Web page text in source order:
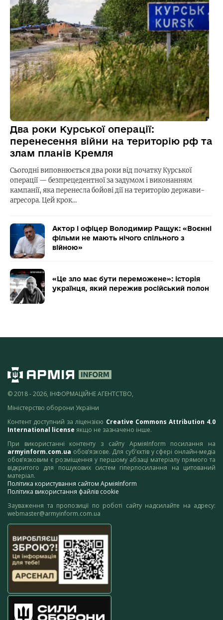
Два роки Курської операції:
перенесення війни на територію рф та
злам планів Кремля
Сьогодні виповнюється два роки від початку Курської
операції — безпрецедентної за задумом і виконанням
кампанії, яка перенесла бойові дії на територію держави-
агресора. Цей крок…
Актор і офіцер Володимир Ращук: «Воєнні
фільми не мають нічого спільного з
війною»
«Це зло має бути переможене»: історія
українця, який пережив російський полон
© 2018 - 2026, ІНФОРМАЦІЙНЕ АГЕНТСТВО,
Міністерство оборони України
Контент доступний за ліцензією Creative Commons Attribution 4.0
International license якщо не зазначено інше.
При використанні контенту з сайту АрміяInform посилання на
armyinform.com.ua обов’язкове. Для суб’єктів у сфері онлайн-медіа
обов’язковим є розміщення у першому абзаці матеріалу прямого та
відкритого для пошукових систем гіперпосилання на цитований
матеріал.
Політика користування сайтом АрміяInform
Політика використання файлів cookie
Зауваження та пропозиції по роботі сайту надсилайте на адресу:
webmaster@armyinform.com.ua